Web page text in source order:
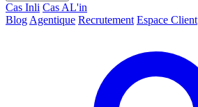
Cas Inli Cas AL'in
Blog Agentique Recrutement Espace Client